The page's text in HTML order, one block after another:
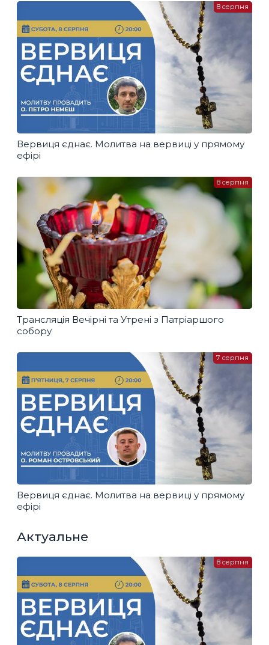
Вервиця єднає. Молитва на вервиці у прямому
ефірі
8 серпня
Трансляція Вечірні та Утрені з Патріаршого
собору
8 серпня
Вервиця єднає. Молитва на вервиці у прямому
ефірі
7 серпня
Актуальне
8 серпня